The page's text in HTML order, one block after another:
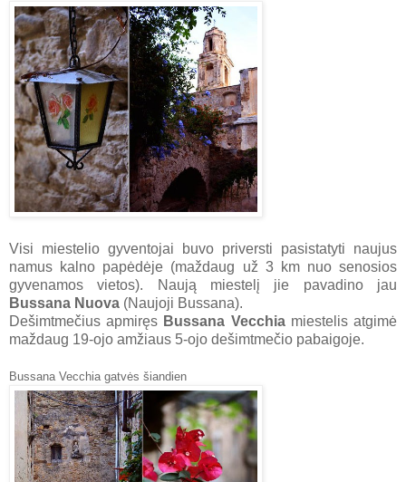
Visi miestelio gyventojai buvo priversti pasistatyti naujus
namus kalno papėdėje (maždaug už 3 km nuo senosios
gyvenamos vietos). Naują miestelį jie pavadino jau
Bussana Nuova (Naujoji Bussana).
Dešimtmečius apmiręs Bussana Vecchiamiestelis atgimė
maždaug 19-ojo amžiaus 5-ojo dešimtmečio pabaigoje.
Bussana Vecchia gatvės šiandien